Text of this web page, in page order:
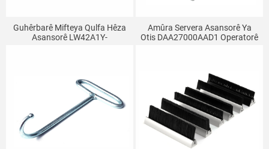
Guhêrbarê Mifteya Qulfa Hêza
Asansorê LW42A1Y-
Amûra Servera Asansorê Ya
Otis DAA27000AAD1 Operatorê